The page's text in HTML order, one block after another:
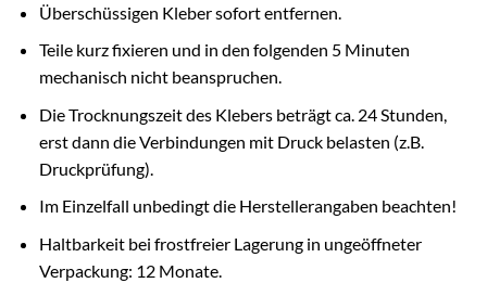
Überschüssigen Kleber sofort entfernen.
Teile kurz fixieren und in den folgenden 5 Minuten
mechanisch nicht beanspruchen.
Die Trocknungszeit des Klebers beträgt ca. 24 Stunden,
erst dann die Verbindungen mit Druck belasten (z.B.
Druckprüfung).
Im Einzelfall unbedingt die Herstellerangaben beachten!
Haltbarkeit bei frostfreier Lagerung in ungeöffneter
Verpackung: 12 Monate.